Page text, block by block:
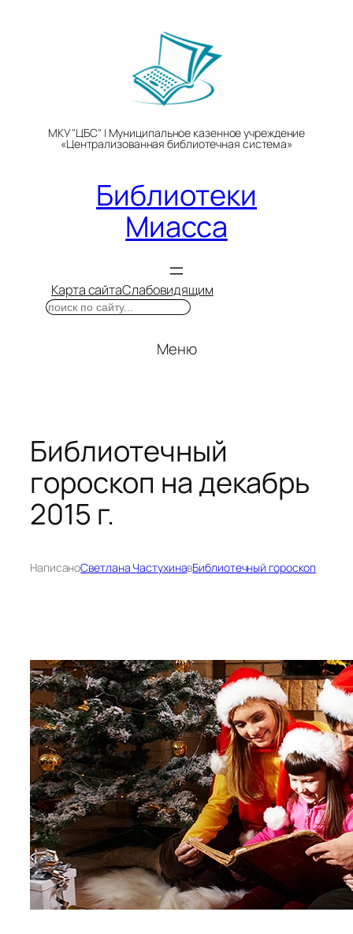
МКУ "ЦБС" | Муниципальное казенное учреждение
«Централизованная библиотечная система»
Библиотеки
Миасса
Карта сайтаСлабовидящим
Поиск
Меню
Библиотечный
гороскоп на декабрь
2015 г.
НаписаноСветлана ЧастухинавБиблиотечный гороскоп